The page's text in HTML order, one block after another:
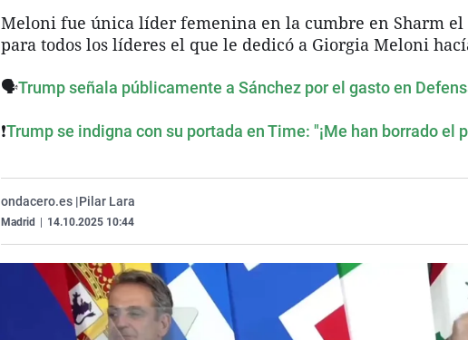
Meloni fue única líder femenina en la cumbre en Sharm
para todos los líderes el que le dedicó a Giorgia Meloni
🗣️Trump señala públicamente a Sánchez por el gasto en
❗Trump se indigna con su portada en Time: "¡Me han borrado el
ondacero.es |Pilar Lara
Madrid 14.10.2025 10:44